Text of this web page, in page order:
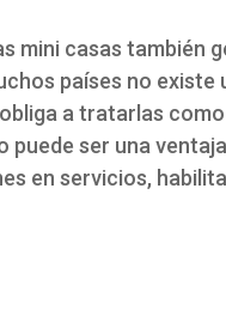
mini casas también
países no
a tratarlas
puede ser una
en servicios,